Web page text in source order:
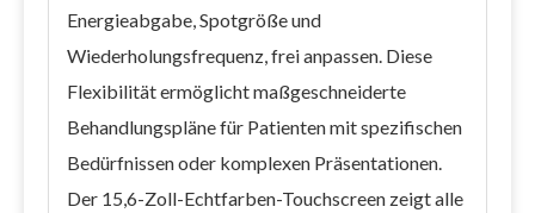
Energieabgabe, Spotgröße und
Wiederholungsfrequenz, frei anpassen. Diese
Flexibilität ermöglicht maßgeschneiderte
Behandlungspläne für Patienten mit spezifischen
Bedürfnissen oder komplexen Präsentationen.
Der 15,6-Zoll-Echtfarben-Touchscreen zeigt alle